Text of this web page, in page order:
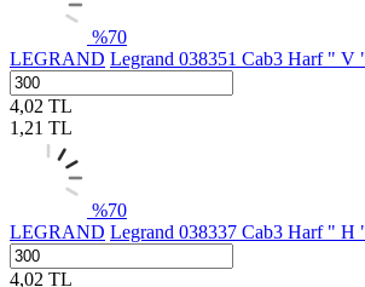
%70
LEGRAND Legrand 038351 Cab3 Harf " V
4,02 TL
1,21 TL
%70
LEGRAND Legrand 038337 Cab3 Harf " H
4,02 TL